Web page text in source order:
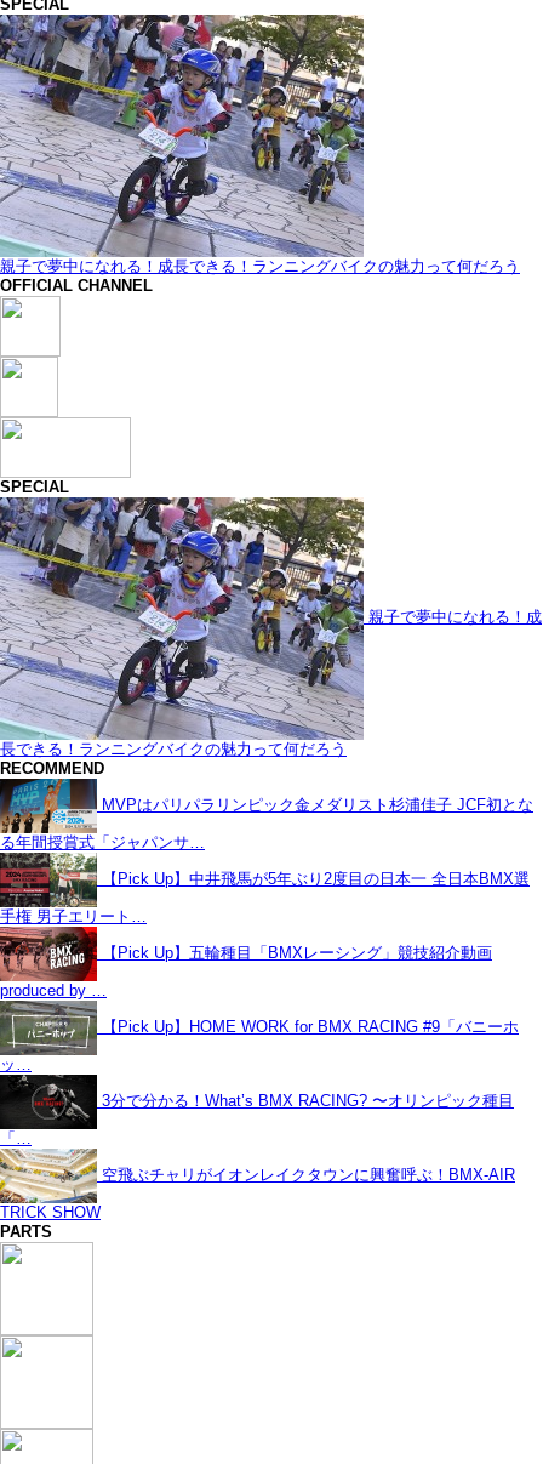
SPECIAL
親子で夢中になれる！成長できる！ランニングバイクの魅力って何だろう
OFFICIAL CHANNEL
SPECIAL
親子で夢中になれる！成
長できる！ランニングバイクの魅力って何だろう
RECOMMEND
MVPはパリパラリンピック金メダリスト杉浦佳子 JCF初とな
る年間授賞式「ジャパンサ…
【Pick Up】中井飛馬が5年ぶり2度目の日本一 全日本BMX選
手権 男子エリート…
【Pick Up】五輪種目「BMXレーシング」競技紹介動画
produced by …
【Pick Up】HOME WORK for BMX RACING #9「バニーホ
ッ…
3分で分かる！What’s BMX RACING? 〜オリンピック種目
「…
空飛ぶチャリがイオンレイクタウンに興奮呼ぶ！BMX-AIR
TRICK SHOW
PARTS